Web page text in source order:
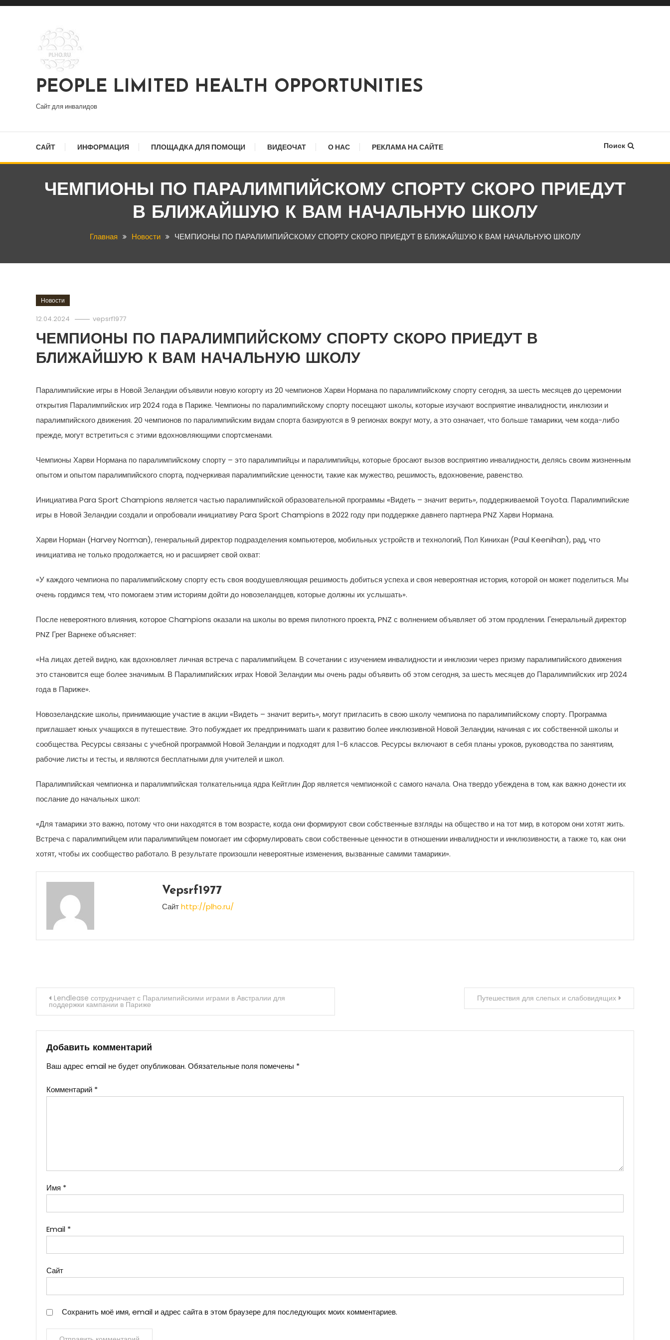
Перейти
содержимому
PEOPLE LIMITED HEALTH OPPORTUNITIES
Сайт для инвалидов
САЙТ ИНФОРМАЦИЯ ПЛОЩАДКА ДЛЯ ПОМОЩИ ВИДЕОЧАТ О НАС РЕКЛАМА НА САЙТЕ Поиск
ЧЕМПИОНЫ ПО ПАРАЛИМПИЙСКОМУ СПОРТУ СКОРО ПРИЕДУТ
В БЛИЖАЙШУЮ К ВАМ НАЧАЛЬНУЮ ШКОЛУ
Главная Новости ЧЕМПИОНЫ ПО ПАРАЛИМПИЙСКОМУ СПОРТУ СКОРО ПРИЕДУТ В БЛИЖАЙШУЮ К ВАМ НАЧАЛЬНУЮ ШКОЛУ
Новости
12.04.2024 vepsrf1977
ЧЕМПИОНЫ ПО ПАРАЛИМПИЙСКОМУ СПОРТУ СКОРО ПРИЕДУТ В
БЛИЖАЙШУЮ К ВАМ НАЧАЛЬНУЮ ШКОЛУ
Паралимпийские игры в Новой Зеландии объявили новую когорту из 20 чемпионов Харви Нормана по паралимпийскому спорту сегодня, за шесть месяцев до церемонии
открытия Паралимпийских игр 2024 года в Париже. Чемпионы по паралимпийскому спорту посещают школы, которые изучают восприятие инвалидности, инклюзии и
паралимпийского движения. 20 чемпионов по паралимпийским видам спорта базируются в 9 регионах вокруг моту, а это означает, что больше тамарики, чем когда-либо
прежде, могут встретиться с этими вдохновляющими спортсменами.
Чемпионы Харви Нормана по паралимпийскому спорту – это паралимпийцы и паралимпийцы, которые бросают вызов восприятию инвалидности, делясь своим жизненным
опытом и опытом паралимпийского спорта, подчеркивая паралимпийские ценности, такие как мужество, решимость, вдохновение, равенство.
Инициатива Para Sport Champions является частью паралимпийской образовательной программы «Видеть – значит верить», поддерживаемой Toyota. Паралимпийские
игры в Новой Зеландии создали и опробовали инициативу Para Sport Champions в 2022 году при поддержке давнего партнера PNZ Харви Нормана.
Харви Норман (Harvey Norman), генеральный директор подразделения компьютеров, мобильных устройств и технологий, Пол Кинихан (Paul Keenihan), рад, что
инициатива не только продолжается, но и расширяет свой охват:
«У каждого чемпиона по паралимпийскому спорту есть своя воодушевляющая решимость добиться успеха и своя невероятная история, которой он может поделиться. Мы
очень гордимся тем, что помогаем этим историям дойти до новозеландцев, которые должны их услышать».
После невероятного влияния, которое Champions оказали на школы во время пилотного проекта, PNZ с волнением объявляет об этом продлении. Генеральный директор
PNZ Грег Варнеке объясняет:
«На лицах детей видно, как вдохновляет личная встреча с паралимпийцем. В сочетании с изучением инвалидности и инклюзии через призму паралимпийского движения
это становится еще более значимым. В Паралимпийских играх Новой Зеландии мы очень рады объявить об этом сегодня, за шесть месяцев до Паралимпийских игр 2024
года в Париже».
Новозеландские школы, принимающие участие в акции «Видеть – значит верить», могут пригласить в свою школу чемпиона по паралимпийскому спорту. Программа
приглашает юных учащихся в путешествие. Это побуждает их предпринимать шаги к развитию более инклюзивной Новой Зеландии, начиная с их собственной школы и
сообщества. Ресурсы связаны с учебной программой Новой Зеландии и подходят для 1-6 классов. Ресурсы включают в себя планы уроков, руководства по занятиям,
рабочие листы и тесты, и являются бесплатными для учителей и школ.
Паралимпийская чемпионка и паралимпийская толкательница ядра Кейтлин Дор является чемпионкой с самого начала. Она твердо убеждена в том, как важно донести их
послание до начальных школ:
«Для тамарики это важно, потому что они находятся в том возрасте, когда они формируют свои собственные взгляды на общество и на тот мир, в котором они хотят жить.
Встреча с паралимпийцем или паралимпийцем помогает им сформулировать свои собственные ценности в отношении инвалидности и инклюзивности, а также то, как они
хотят, чтобы их сообщество работало. В результате произошли невероятные изменения, вызванные самими тамарики».
Vepsrf1977
Сайт http://plho.ru/
Навигация
по
записям
Lendlease сотрудничает с Паралимпийскими играми в Австралии для
поддержки кампании в Париже
Путешествия для слепых и слабовидящих
Добавить комментарий
Ваш адрес email не будет опубликован. Обязательные поля помечены *
Комментарий *
Имя *
Email *
Сайт
Сохранить моё имя, email и адрес сайта в этом браузере для последующих моих комментариев.